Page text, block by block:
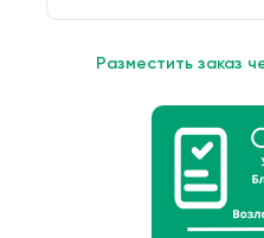
Разместить заказ